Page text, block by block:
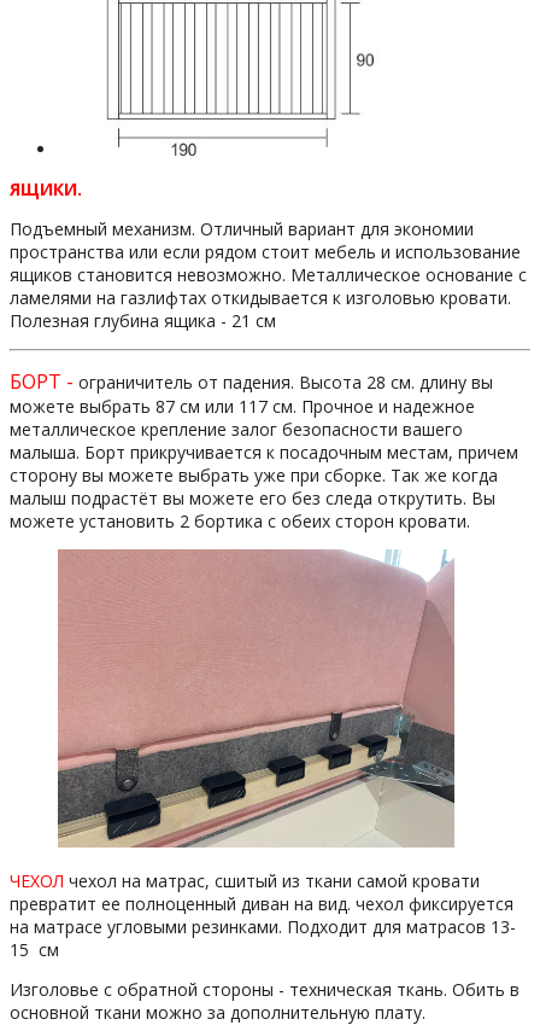
ЯЩИКИ.
Подъемный механизм. Отличный вариант для экономии
пространства или если рядом стоит мебель и использование
ящиков становится невозможно. Металлическое основание с
ламелями на газлифтах откидывается к изголовью кровати.
Полезная глубина ящика - 21 см
БОРТ - ограничитель от падения. Высота 28 см. длину вы
можете выбрать 87 см или 117 см. Прочное и надежное
металлическое крепление залог безопасности вашего
малыша. Борт прикручивается к посадочным местам, причем
сторону вы можете выбрать уже при сборке. Так же когда
малыш подрастёт вы можете его без следа открутить. Вы
можете установить 2 бортика с обеих сторон кровати.
ЧЕХОЛ чехол на матрас, сшитый из ткани самой кровати
превратит ее полноценный диван на вид. чехол фиксируется
на матрасе угловыми резинками. Подходит для матрасов 13-
15 см
Изголовье с обратной стороны - техническая ткань. Обить в
основной ткани можно за дополнительную плату.